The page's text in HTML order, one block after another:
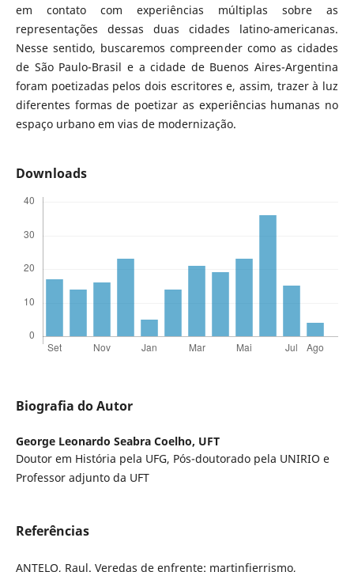
em contato com experiências múltiplas sobre as
representações dessas duas cidades latino-americanas.
Nesse sentido, buscaremos compreender como as cidades
de São Paulo-Brasil e a cidade de Buenos Aires-Argentina
foram poetizadas pelos dois escritores e, assim, trazer à luz
diferentes formas de poetizar as experiências humanas no
espaço urbano em vias de modernização.
Downloads
Biografia do Autor
George Leonardo Seabra Coelho, UFT
Doutor em História pela UFG, Pós-doutorado pela UNIRIO e
Professor adjunto da UFT
Referências
ANTELO, Raul. Veredas de enfrente: martinfierrismo,